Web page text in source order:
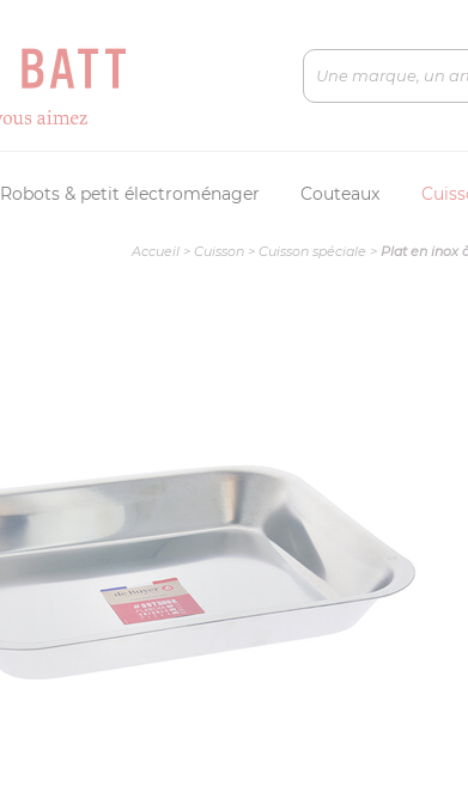
Robots & petit électroménager Couteaux
Accueil > Cuisson > Cuisson spéciale > Plat en inox